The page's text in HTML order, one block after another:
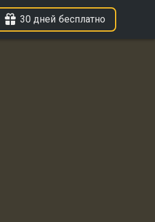
30 дней бесплатно